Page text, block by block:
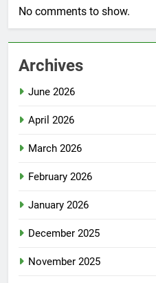
No comments to show.
Archives
June 2026
April 2026
March 2026
February 2026
January 2026
December 2025
November 2025